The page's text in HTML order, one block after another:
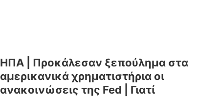
ΗΠΑ | Προκάλεσαν ξεπούλημα στα
αμερικανικά χρηματιστήρια οι
ανακοινώσεις της Fed | Γιατί